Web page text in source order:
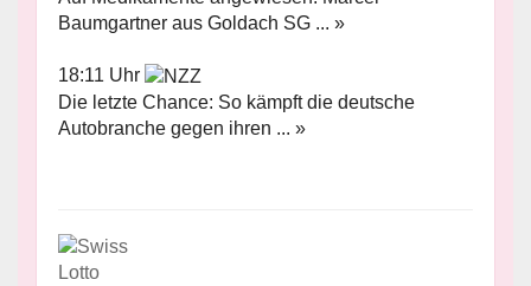
Baumgartner aus Goldach SG ... »
18:11 Uhr
Die letzte Chance: So kämpft die deutsche
Autobranche gegen ihren ... »